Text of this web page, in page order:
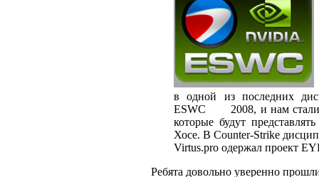
в одной из последних
ESWC 2008, и нам стали
которые будут
Хосе. В Counter-Strike
Virtus.pro одержал проект
Ребята довольно уверенно